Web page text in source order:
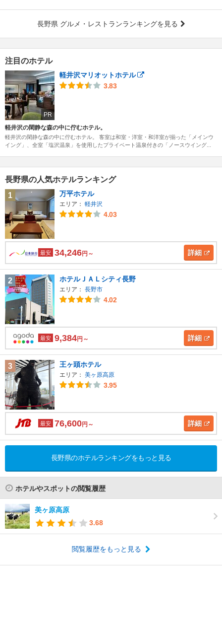
長野県 グルメ・レストランランキングを見る
注目のホテル
PR
軽井沢マリオットホテル
3.83
軽井沢の閑静な森の中に佇むホテル。
軽井沢の閑静な森の中に佇むホテル。 客室は和室・洋室・和洋室が揃った「メインウ
イング」、全室「塩沢温泉」を使用したプライベート温泉付きの「ノースウイング...
長野県の人気ホテルランキング
1
万平ホテル
エリア： 軽井沢
4.03
最安 34,246円～ 詳細
2 ホテルＪＡＬシティ長野
エリア： 長野市
4.02
最安 9,384円～ 詳細
3 王ヶ頭ホテル
エリア： 美ヶ原高原
3.95
最安 76,600円～ 詳細
長野県のホテルランキングをもっと見る
ホテルやスポットの閲覧履歴
美ヶ原高原
3.68
閲覧履歴をもっと見る